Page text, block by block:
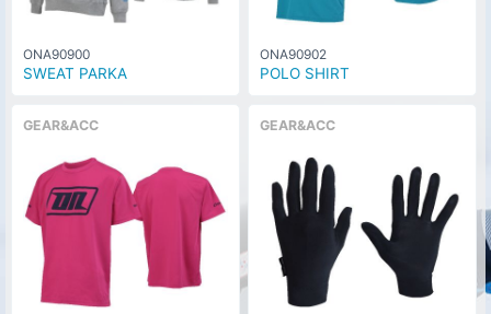
ONA90900
SWEAT PARKA
ONA90902
POLO SHIRT
GEAR&ACC GEAR&ACC